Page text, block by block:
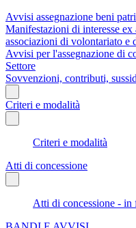
Avvisi assegnazione beni
Manifestazioni di interesse
associazioni di volontariato e
Avvisi per l'assegnazione di
Settore
Sovvenzioni, contributi,
Criteri e modalità
Criteri e modalità
Atti di concessione
Atti di concessione - in